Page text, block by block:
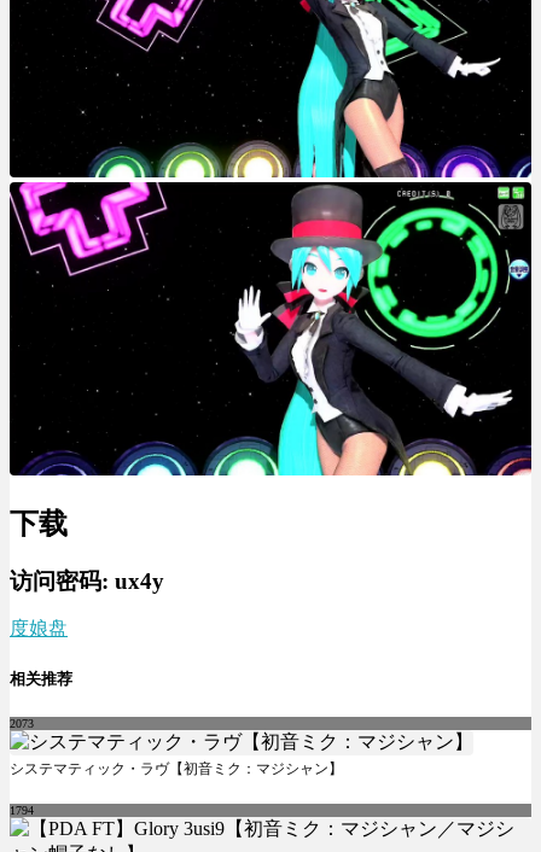
下载
访问密码: ux4y
度娘盘
相关推荐
2073
システマティック・ラヴ【初音ミク：マジシャン】
1794